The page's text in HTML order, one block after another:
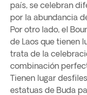
país, se celebran
por la abundancia
Por otro lado, el
de Laos que tienen
trata de la
combinación
Tienen lugar
estatuas de Buda